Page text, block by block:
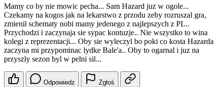
Mamy co by nie mowic pecha... Sam Hazard juz w ogole...
Czekamy na kogos jak na lekarstwo z przodu zeby rozruszal gra,
zmienil schematy nobi mamy jedenego z najlepszych z PL..
Przychodzi i zaczynaja sie sypac kontuzje.. Nie wszystko to wina
kolegi z reprezentacji... Oby sie wyleczyl bo poki co kosta Hazarda
zaczyna mi przypominac lydke Bale'a.. Oby to ogarnal i juz na
przyszly sezon byl w pelni sil...
Odpowiedz Zgłoś